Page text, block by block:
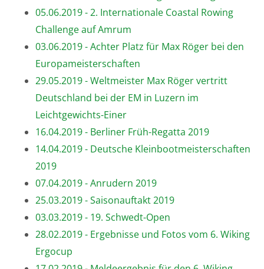
05.06.2019 - 2. Internationale Coastal Rowing
Challenge auf Amrum
03.06.2019 - Achter Platz für Max Röger bei den
Europameisterschaften
29.05.2019 - Weltmeister Max Röger vertritt
Deutschland bei der EM in Luzern im
Leichtgewichts-Einer
16.04.2019 - Berliner Früh-Regatta 2019
14.04.2019 - Deutsche Kleinbootmeisterschaften
2019
07.04.2019 - Anrudern 2019
25.03.2019 - Saisonauftakt 2019
03.03.2019 - 19. Schwedt-Open
28.02.2019 - Ergebnisse und Fotos vom 6. Wiking
Ergocup